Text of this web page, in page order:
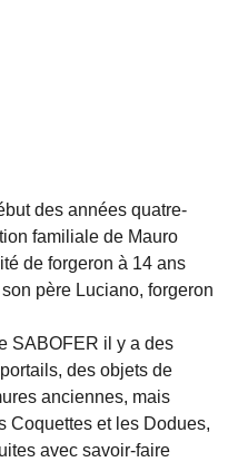
des années quatre-
familiale de Mauro
de forgeron à 14 ans
père Luciano, forgeron
SABOFER il y a des
des objets de
anciennes, mais
Coquettes et les Dodues,
avec savoir-faire